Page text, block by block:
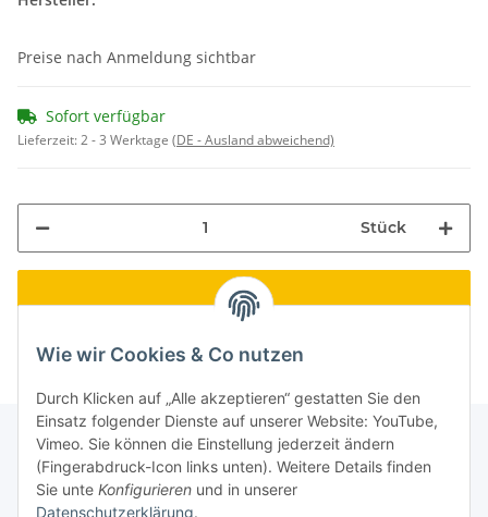
Preise nach Anmeldung sichtbar
Sofort verfügbar
Lieferzeit:2 - 3 Werktage (DE - Ausland abweichend)
Stück
Informationen
Wie wir Cookies & Co nutzen
Durch Klicken auf „Alle akzeptieren“ gestatten Sie den
Einsatz folgender Dienste auf unserer Website: YouTube,
Vimeo. Sie können die Einstellung jederzeit ändern
(Fingerabdruck-Icon links unten). Weitere Details finden
Sie unte Konfigurieren und in unserer
Datenschutzerklärung.